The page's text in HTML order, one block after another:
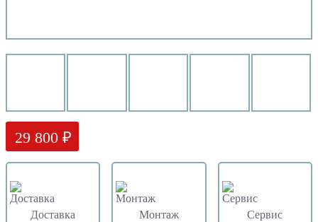
29 800 ₽
Доставка Монтаж Сервис